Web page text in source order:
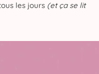
les jours (et ça se lit